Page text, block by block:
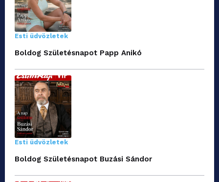
Esti üdvözletek
Boldog Születésnapot Papp Anikó
Esti üdvözletek
Boldog Születésnapot Buzási Sándor